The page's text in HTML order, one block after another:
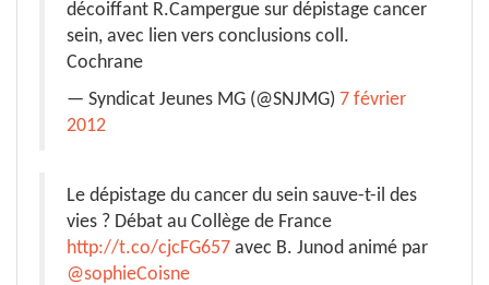
décoiffant R.Campergue sur dépistage cancer
sein, avec lien vers conclusions coll.
Cochrane
— Syndicat Jeunes MG (@SNJMG) 7 février
2012
Le dépistage du cancer du sein sauve-t-il des
vies ? Débat au Collège de France
http://t.co/cjcFG657 avec B. Junod animé par
@sophieCoisne